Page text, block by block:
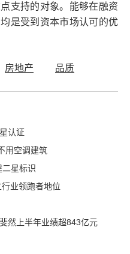
支持的对象。能够在融资
是受到资本市场认可的优
房地产 品质
认证
用空调建筑
二星标识
业领跑者地位
然上半年业绩超843亿元